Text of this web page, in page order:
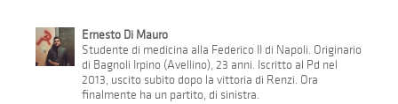
Ernesto Di Mauro
Studente di medicina alla Federico II di Napoli. Originario
di Bagnoli Irpino (Avellino), 23 anni. Iscritto al Pd nel
2013, uscito subito dopo la vittoria di Renzi. Ora
finalmente ha un partito, di sinistra.